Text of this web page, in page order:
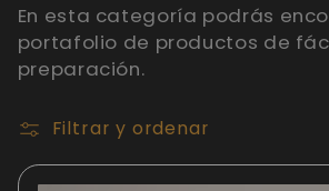
l
e
c
c
En esta categoría podrás
portafolio de productos de
preparación.
Filtrar y ordenar